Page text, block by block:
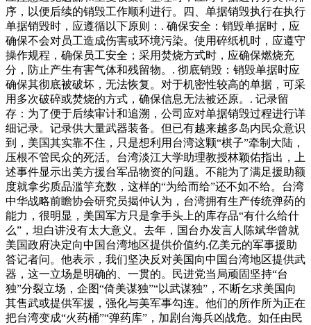
序，以便后续的销毁工作顺利进行。四、单据销毁执行在执行
单据销毁时，应遵循以下原则：. 确保安全：销毁单据时，应
确保不会对员工造成伤害或环境污染。使用碎纸机时，应遵守
操作规程，确保员工安全；采用焚烧方式时，应确保燃烧充
分，防止产生有害气体和残留物。. 彻底销毁：销毁单据时应
确保其彻底被破坏，无法恢复。对于机密性较高的单据，可采
用多次破碎或焚烧的方式，确保信息无法被还原。. 记录留
存：为了便于后续审计和追溯，公司应对单据销毁过程进行详
细记录。记录供大量武器装备。但已有越来越多岛内民众意识
到，美国其实靠不住，只是想利用台湾这颗“棋子”牵制大陆，
压根不管民众的死活。台湾淡江大学助理教授林颖佑指出，上
述事件显示出美方援台军品物资的问题。不能为了满足援助额
度就拿劣质品滥竽充数，这样的“为给而给”还不如不给。台湾
中华战略前瞻协会研究员揭仲认为，台湾拥有生产传统弹药的
能力，很明显，美国军方只是拿手头上的库存品“有什么给什
么”，坦白讲没有太大意义。去年，国台办发言人陈斌华曾就
美国政府决定向中国台湾地区提供价值约.亿美元的军事援助
答记者问。他表示，我们坚决反对美国向中国台湾地区提供武
器，这一立场是明确的、一贯的。民进党当局顽固坚持“台
独”分裂立场，企图“倚美谋独”“以武谋独”，不断乞求美国向
其售武或提供军援，强化与美军事勾连。他们的所作所为正在
把台湾变成“火药桶”“弹药库”，加剧台海兵凶战危。如任由民